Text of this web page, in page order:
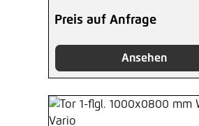
Preis auf Anfrage
Ansehen